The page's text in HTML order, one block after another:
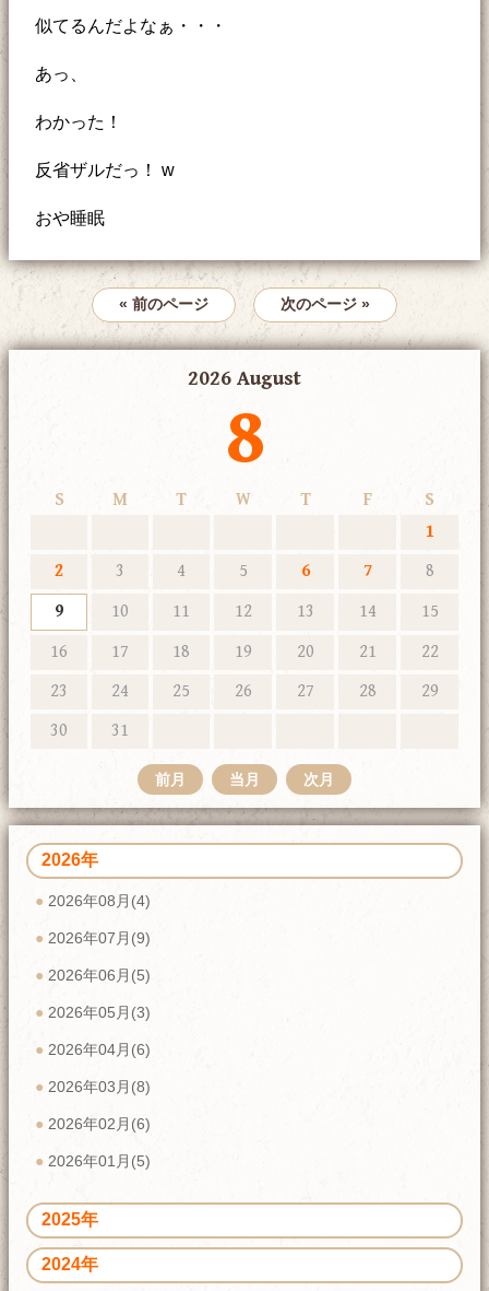
似てるんだよなぁ・・・
あっ、
わかった！
反省ザルだっ！ w
おや睡眠
« 前のページ 次のページ »
2026 August
8
S M T W T F
S
1
2
3 4 5 6 7
8
9
10 11 12 13 14
15
16
17 18 19 20 21
22
23
24 25 26 27 28
29
30
31
前月 当月 次月
2026年
2026年08月(4)
2026年07月(9)
2026年06月(5)
2026年05月(3)
2026年04月(6)
2026年03月(8)
2026年02月(6)
2026年01月(5)
2025年
2024年